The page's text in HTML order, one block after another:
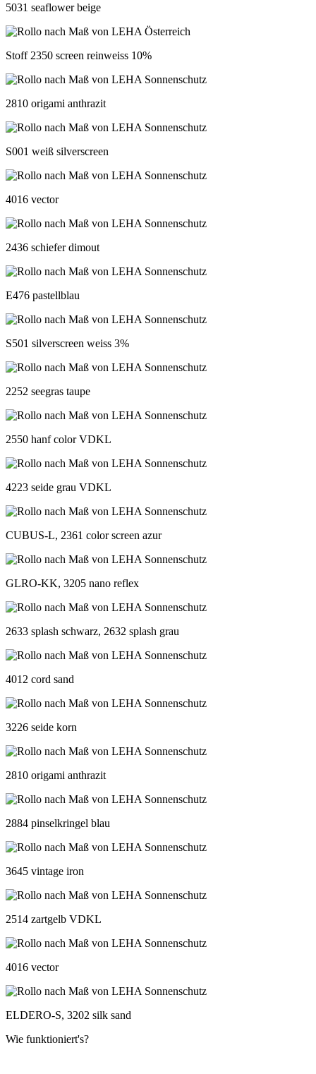
5031 seaflower beige
Stoff 2350 screen reinweiss 10%
2810 origami anthrazit
S001 weiß silverscreen
4016 vector
2436 schiefer dimout
E476 pastellblau
S501 silverscreen weiss 3%
2252 seegras taupe
2550 hanf color VDKL
4223 seide grau VDKL
CUBUS-L, 2361 color screen azur
GLRO-KK, 3205 nano reflex
2633 splash schwarz, 2632 splash grau
4012 cord sand
3226 seide korn
2810 origami anthrazit
2884 pinselkringel blau
3645 vintage iron
2514 zartgelb VDKL
4016 vector
ELDERO-S, 3202 silk sand
Wie funktioniert's?